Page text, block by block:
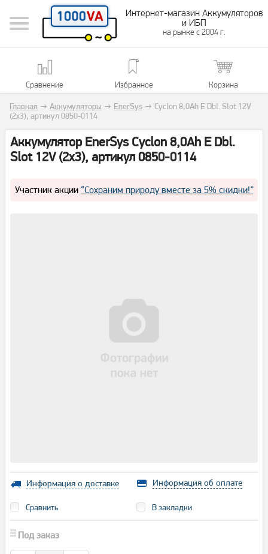
Интернет-магазин Аккумуляторов
и ИБП
на рынке с 2004 г.
Сравнение Избранное Корзина
Главная → Аккумуляторы → EnerSys → Cyclon 8,0Ah E Dbl. Slot 12V
(2x3), артикул 0850-0114
Аккумулятор EnerSys Cyclon 8,0Ah E Dbl.
Slot 12V (2x3), артикул 0850-0114
Участник акции “Сохраним природу вместе за 5% скидки!”
Информация о доставке Информация об оплате
Сравнить В закладки
Под заказ